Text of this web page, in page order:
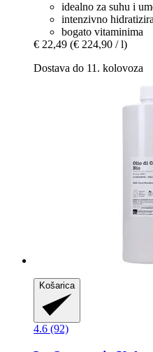
idealno za suhu i
intenzivno hidratizira
bogato vitaminima
€ 22,49 (€ 224,90 / l)
Dostava do 11. kolovoza
Košarica
4.6 (92)